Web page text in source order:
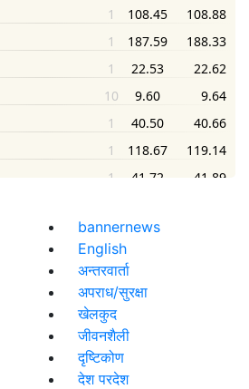
bannernews
English
अन्तरवार्ता
अपराध/सुरक्षा
खेलकुद
जीवनशैली
दृष्टिकोण
देश परदेश